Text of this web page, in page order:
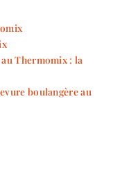
Thermomix : la
boulangère au